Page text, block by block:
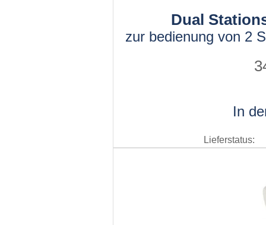
Dual
zur bedienung von 2
In
Lieferstatus: